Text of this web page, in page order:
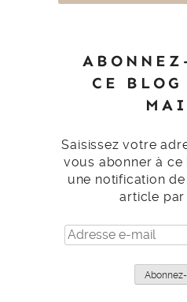
CE
Saisissez votre
vous abonner à
une notification
article par
Adresse
e-